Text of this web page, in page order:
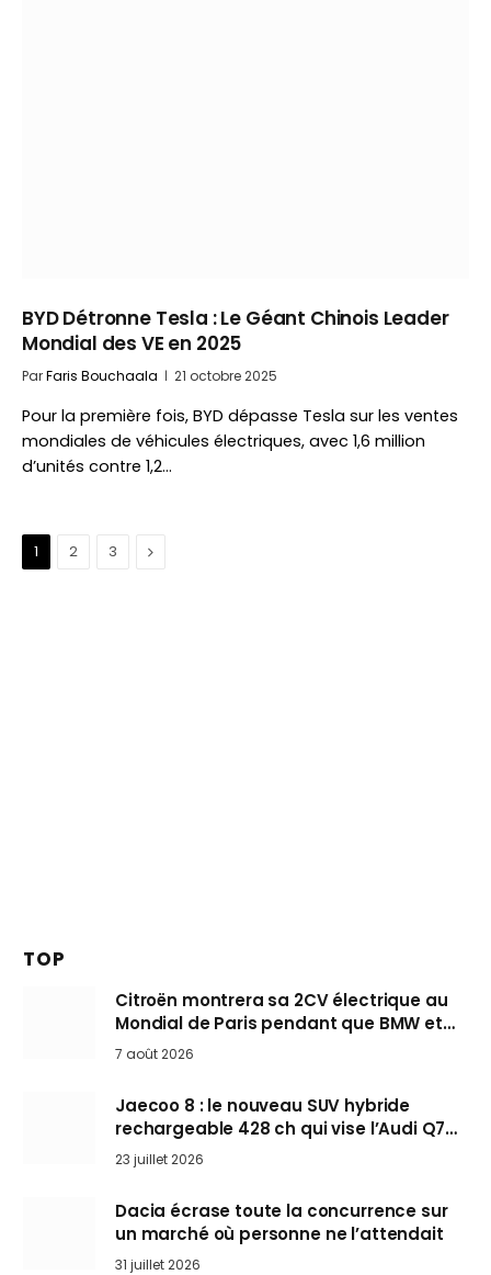
BYD Détronne Tesla : Le Géant Chinois Leader
Mondial des VE en 2025
ParFaris Bouchaala 21 octobre 2025
Pour la première fois, BYD dépasse Tesla sur les ventes
mondiales de véhicules électriques, avec 1,6 million
d’unités contre 1,2…
1 2 3 Suivant
TOP
Citroën montrera sa 2CV électrique au
Mondial de Paris pendant que BMW et
Mini désertent le salon
7 août 2026
Jaecoo 8 : le nouveau SUV hybride
rechargeable 428 ch qui vise l’Audi Q7
arrive en Europe cet automne
23 juillet 2026
Dacia écrase toute la concurrence sur
un marché où personne ne l’attendait
31 juillet 2026